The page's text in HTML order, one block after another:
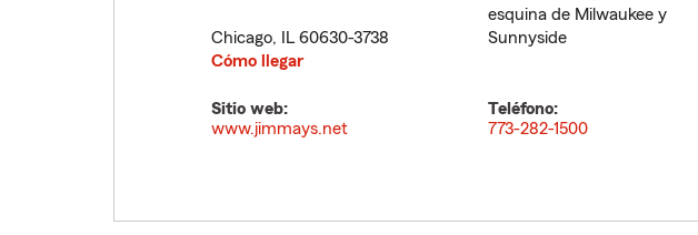
Chicago, IL 60630-3738
Cómo llegar
esquina de Milwaukee y
Sunnyside
Sitio web:
www.jimmays.net
Teléfono:
773-282-1500